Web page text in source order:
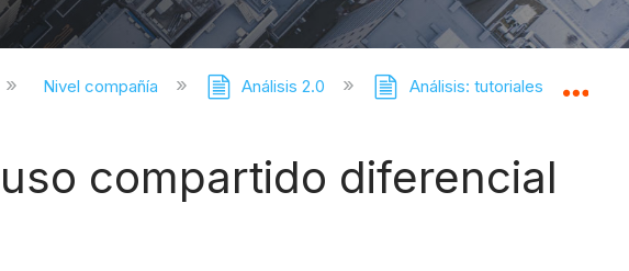
Nivel compañía Análisis 2.0 Análisis: tutoriales
compartido diferencial